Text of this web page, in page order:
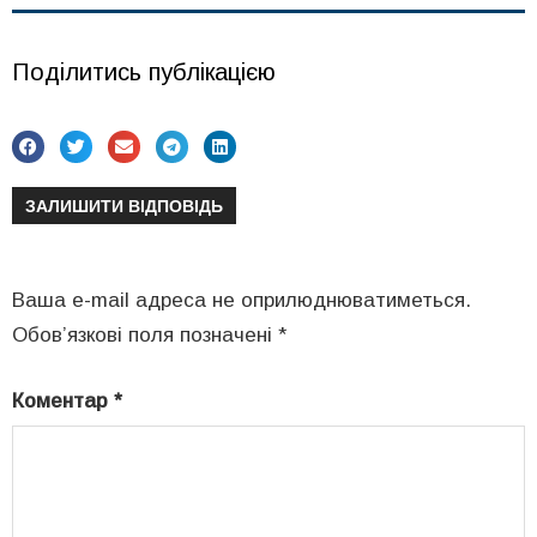
Поділитись публікацією
ЗАЛИШИТИ ВІДПОВІДЬ
Ваша e-mail адреса не оприлюднюватиметься.
Обов’язкові поля позначені *
Коментар *